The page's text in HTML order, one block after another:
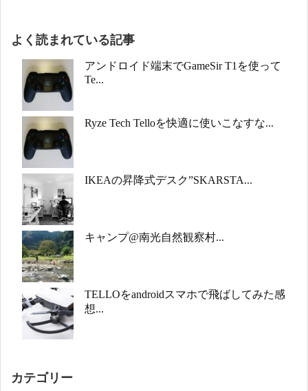
よく読まれている記事
アンドロイド端末でGameSir T1を使って
Te...
Ryze Tech Telloを快適に使いこなすな...
IKEAの昇降式デスク”SKARSTA...
キャンプ@南光自然観察村...
TELLOをandroidスマホで飛ばしてみた感
想...
カテゴリー